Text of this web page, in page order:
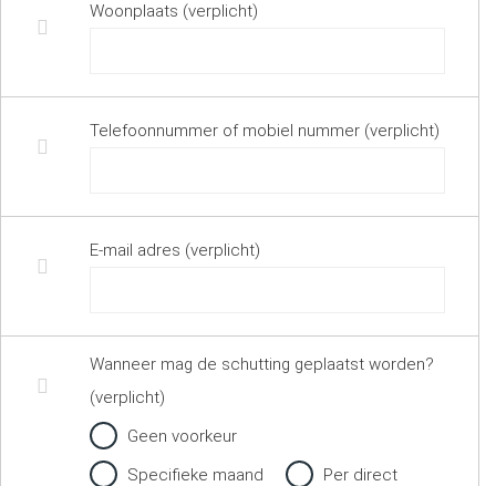
Woonplaats (verplicht)
Telefoonnummer of mobiel nummer (verplicht)
E-mail adres (verplicht)
Wanneer mag de schutting geplaatst worden?
(verplicht)
Geen voorkeur
Specifieke maand
Per direct